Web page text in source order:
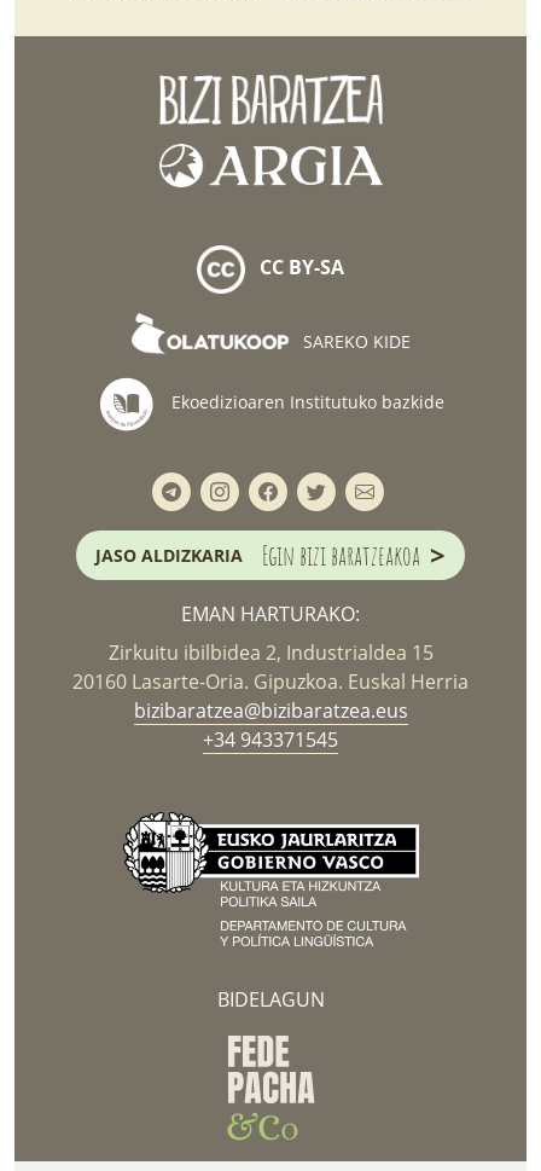
CC BY-SA
SAREKO KIDE
Ekoedizioaren Institutuko bazkide
JASO ALDIZKARIA Egin bizi baratzeakoa >
EMAN HARTURAKO:
Zirkuitu ibilbidea 2, Industrialdea 15
20160 Lasarte-Oria. Gipuzkoa. Euskal Herria
bizibaratzea@bizibaratzea.eus
+34 943371545
BIDELAGUN